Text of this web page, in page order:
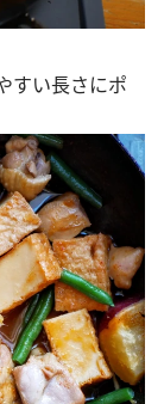
すい長さにポ